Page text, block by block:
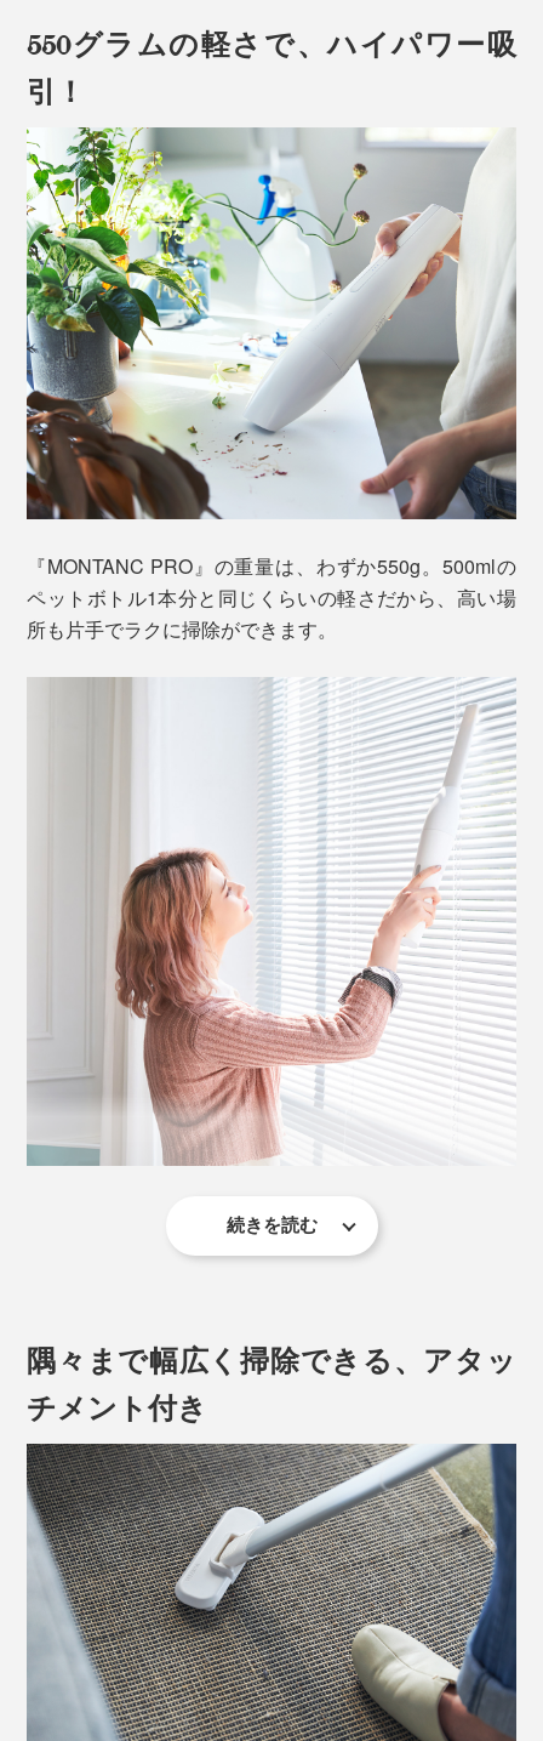
『MONTANC PRO（モンタン プロ）』は、静かに生活
空間へ溶け込むスタイリッシュな佇まいで、リビングや
けるハンディクリーナー。
コードレスタイプだから、棚の上や階段、家具の隙間に
も小回りが利き、サクッと掃除できるから便利！
例えば、ソファで寛ぎながら、食べこぼしたお菓子のカ
吸い取る。パンを切る、コーヒー豆を挽いた時に、飛び
散った粉をすぐ吸い取るといった動作も、ワンアクショ
フロアモップやハンディワイパー、粘着クリーナーより
も手軽に、ピンポイント掃除が完了！こまめな「ちょこ
550グラムの軽さで、ハイパワー吸
引！
『MONTANC PRO』の重量は、わずか550g。500mlの
ペットボトル1本分と同じくらいの軽さだから、高い場
所も片手でラクに掃除ができます。
軽量のハンディクリナーにありがちだった、吸引力不足
ハンディタイプの場合、吸引力は2000〜6000Pa（ゴミ
を吸い込む圧力の単位）が一般的といわれている中、本
品は最大16,900Paというハイパワー。吸気口にiPadを
近づければ、持ち上げられるほどの吸引力です。
（※2023年11月末より、吸引力がさらにパワーアップし
た『MONTANC PRO』に変わりました）
続きを読む
隅々まで幅広く掃除できる、アタッ
チメント付き